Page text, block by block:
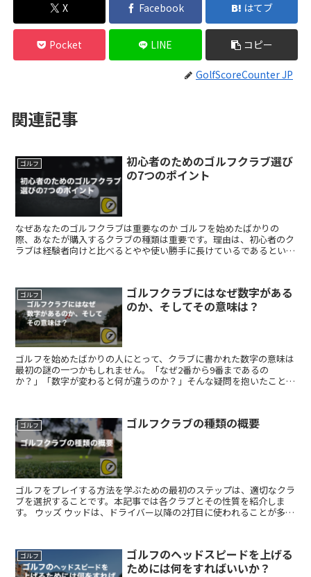
X Facebook はてブ
Pocket LINE コピー
GolfScoreCounter JP
関連記事
ゴルフ
初心者のためのゴルフクラブ選び
の7つのポイント
なぜあなたのゴルフクラブは重要なのか ゴルフを始めたばかりの
際、あなたが購入するクラブの種類は重要です。理由は、初心者のク
ラブは経験者向けと比べるとやや使い勝手に長けているであるという
ゴルフ
ゴルフクラブにはなぜ数字がある
のか、そしてその意味は？
ゴルフを始めたばかりの人にとって、クラブに書かれた数字の意味は
最初の謎の一つかもしれません。「なぜ2番から9番まであるの
か？」「数字が変わると何が違うのか？」そんな疑問を抱いたことが
ゴルフ ゴルフクラブの種類の概要
ゴルフをプレイする方法を学ぶための最初のステップは、適切なクラ
ブを選択することです。本記事では各クラブとその性質を紹介しま
す。 ウッズ ウッドは、ドライバー以降の2打目に使われることが多
ゴルフ
ゴルフのヘッドスピードを上げる
ためには何をすればいいか？